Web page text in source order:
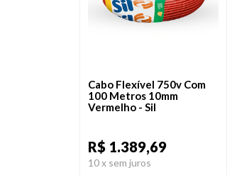
Cabo Flexível 750v Com
100 Metros 10mm
Vermelho - Sil
R$ 1.389,69
10x sem juros